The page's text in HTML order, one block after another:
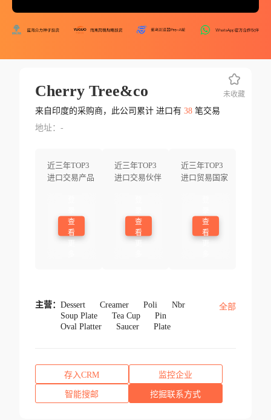
Cherry Tree&co
来自印度的采购商，此公司累计 进口有 38笔交易
地址：-
近三年TOP3
进口交易产品
查
看
近三年TOP3
进口交易伙伴
查
看
近三年TOP3
进口贸易国家
查
看
未收藏
主营： Dessert Creamer Poli
Nbr
Soup Plate
Tea Cup
Pin
Oval Platter
Saucer Plate
全部
存入CRM 监控企业
智能搜邮 挖掘联系方式